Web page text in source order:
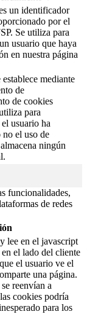
un identificador
por el
Se utiliza para
usuario que haya
en nuestra página
mediante
de
de cookies
para
usuario ha
no el uso de
ningún
funcionalidades,
de redes
lee en el javascript
el lado del cliente
el usuario ve el
una página.
reenvían a
cookies podría
para los